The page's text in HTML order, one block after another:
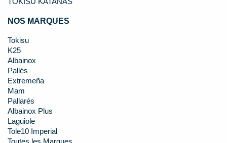
TOKISU KATANAS
NOS MARQUES
Tokisu
K25
Albainox
Pallés
Extremeña
Mam
Pallarés
Albainox Plus
Laguiole
Tole10 Imperial